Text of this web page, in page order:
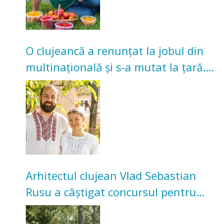
O clujeancă a renunțat la jobul din
multinațională și s-a mutat la țară.
Acum cultivă legume în grădina
bunicilor
Arhitectul clujean Vlad Sebastian
Rusu a câștigat concursul pentru
transformarea Grădinii Casei